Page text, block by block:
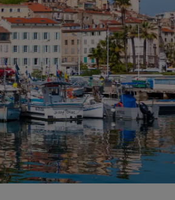
especiales
con antelación
nuestros paquetes
de viaje
para familias
Pets
para celebración de
sostenibles